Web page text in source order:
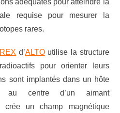
adéquates pour atteindre la
requise pour mesurer la
rares.
d’ALTOutilise la structure
pour orienter leurs
sont implantés dans un hôte
au centre d’un aimant
crée un champ magnétique